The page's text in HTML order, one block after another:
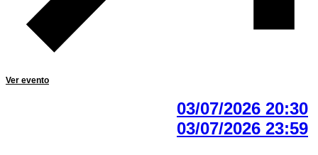
Ver evento
03/07/2026 20:30
03/07/2026 23:59